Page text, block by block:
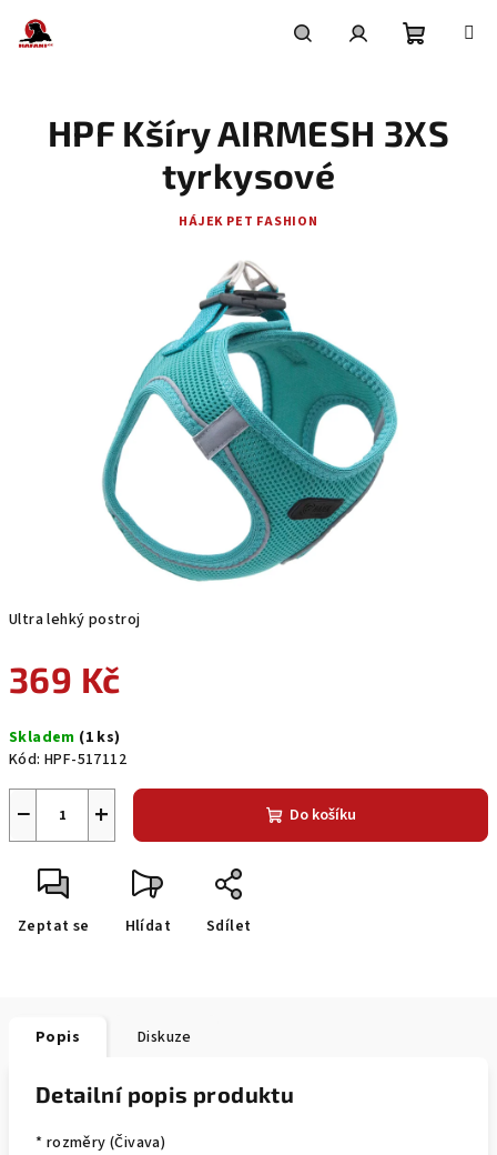
obsah
košík
Ultra lehký postroj
369 Kč
cena:
Skladem (1 ks)
Kód: HPF-517112
+
− Do košíku
Zeptat se Hlídat Sdílet
HPF Kšíry AIRMESH 3XS
tyrkysové
HÁJEK PET FASHION
Popis Diskuze
Detailní popis produktu
* rozměry (Čivava)